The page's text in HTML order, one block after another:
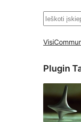
Paieška
Visi
Plugin